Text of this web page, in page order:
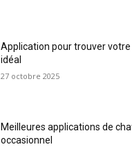
Application pour trouver
idéal
27 octobre 2025
Meilleures applications de
occasionnel